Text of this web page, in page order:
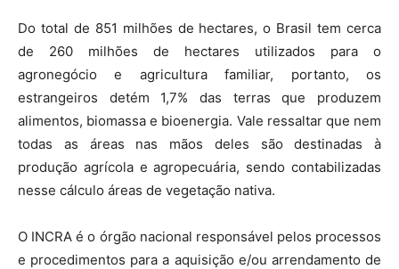
Do total de 851 milhões de hectares, o Brasil tem cerca
de 260 milhões de hectares utilizados para o
agronegócio e agricultura familiar, portanto, os
estrangeiros detém 1,7% das terras que produzem
alimentos, biomassa e bioenergia. Vale ressaltar que nem
todas as áreas nas mãos deles são destinadas à
produção agrícola e agropecuária, sendo contabilizadas
nesse cálculo áreas de vegetação nativa.
O INCRA é o órgão nacional responsável pelos processos
e procedimentos para a aquisição e/ou arrendamento de